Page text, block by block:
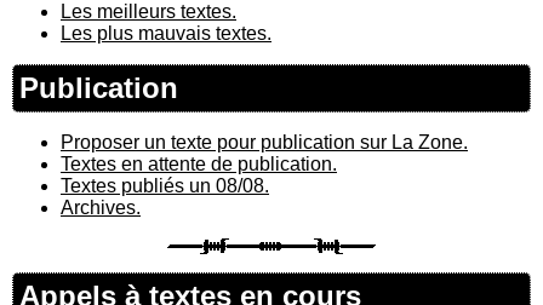
Les meilleurs textes.
Les plus mauvais textes.
Publication
Proposer un texte pour publication sur La Zone.
Textes en attente de publication.
Textes publiés un 08/08.
Archives.
Appels à textes en cours